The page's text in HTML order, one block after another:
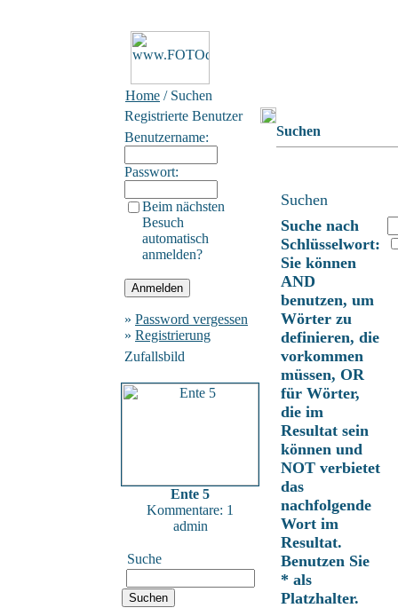
Home / Suchen
Registrierte Benutzer
Benutzername:
Passwort:
Beim nächsten
Besuch
automatisch
anmelden?
» Password vergessen
» Registrierung
Zufallsbild
Ente 5
Kommentare: 1
admin
Suche
Suchen
Suchen
Suche nach
Schlüsselwort:
Sie können
AND
benutzen, um
Wörter zu
definieren, die
vorkommen
müssen, OR
für Wörter,
die im
Resultat sein
können und
NOT verbietet
das
nachfolgende
Wort im
Resultat.
Benutzen Sie
* als
Platzhalter.